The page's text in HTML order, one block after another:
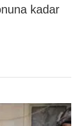
kadar